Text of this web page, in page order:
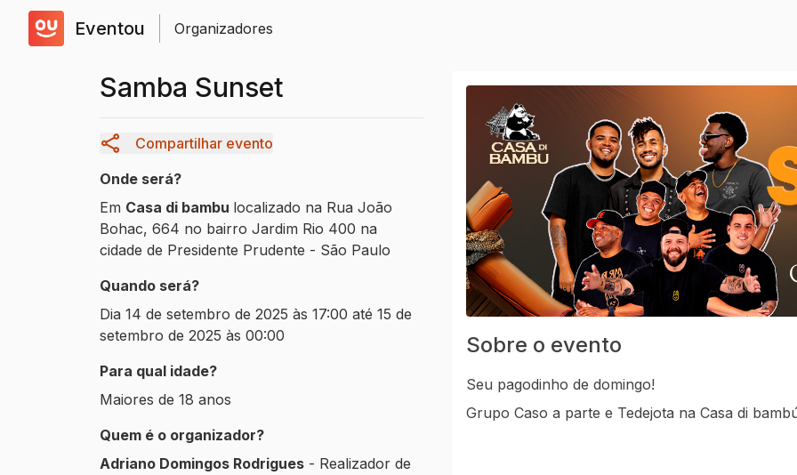
Eventou Organizadores
Samba Sunset
Compartilhar evento
Onde será?
Em Casa di bambu localizado na Rua João
Bohac, 664 no bairro Jardim Rio 400 na
cidade de Presidente Prudente - São Paulo
Quando será?
Dia 14 de setembro de 2025 às 17:00 até 15 de
setembro de 2025 às 00:00
Para qual idade?
Maiores de 18 anos
Quem é o organizador?
Adriano Domingos Rodrigues - Realizador de
Sobre o evento
Seu pagodinho de domingo!
Grupo Caso a parte e Tedejota na Casa di